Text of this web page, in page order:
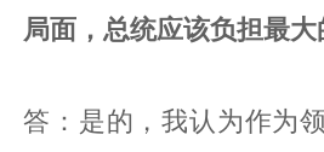
局面，总统应该负担最大
答：是的，我认为作为